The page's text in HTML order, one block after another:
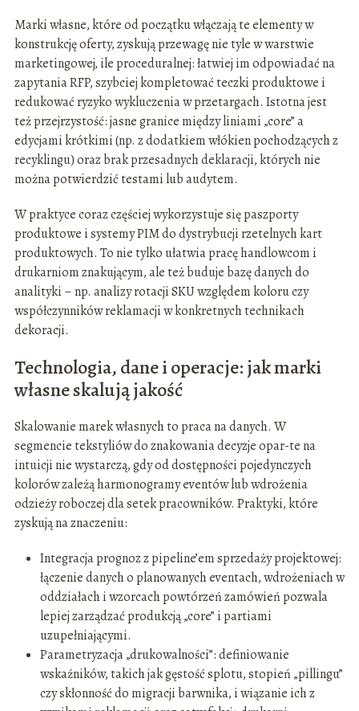
Marki własne, które od początku włączają te elementy w
konstrukcję oferty, zyskują przewagę nie tyle w warstwie
marketingowej, ile proceduralnej: łatwiej im odpowiadać na
zapytania RFP, szybciej kompletować teczki produktowe i
redukować ryzyko wykluczenia w przetargach. Istotna jest
też przejrzystość: jasne granice między liniami „core” a
edycjami krótkimi (np. z dodatkiem włókien pochodzących z
recyklingu) oraz brak przesadnych deklaracji, których nie
można potwierdzić testami lub audytem.
W praktyce coraz częściej wykorzystuje się paszporty
produktowe i systemy PIM do dystrybucji rzetelnych kart
produktowych. To nie tylko ułatwia pracę handlowcom i
drukarniom znakującym, ale też buduje bazę danych do
analityki – np. analizy rotacji SKU względem koloru czy
współczynników reklamacji w konkretnych technikach
dekoracji.
Technologia, dane i operacje: jak marki
własne skalują jakość
Skalowanie marek własnych to praca na danych. W
segmencie tekstyliów do znakowania decyzje opar-te na
intuicji nie wystarczą, gdy od dostępności pojedynczych
kolorów zależą harmonogramy eventów lub wdrożenia
odzieży roboczej dla setek pracowników. Praktyki, które
zyskują na znaczeniu:
Integracja prognoz z pipeline’em sprzedaży projektowej:
łączenie danych o planowanych eventach, wdrożeniach w
oddziałach i wzorcach powtórzeń zamówień pozwala
lepiej zarządzać produkcją „core” i partiami
uzupełniającymi.
Parametryzacja „drukowalności”: definiowanie
wskaźników, takich jak gęstość splotu, stopień „pillingu”
czy skłonność do migracji barwnika, i wiązanie ich z